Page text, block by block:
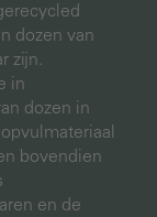
dozen van
zijn.
in
dozen in
bovendien
en de